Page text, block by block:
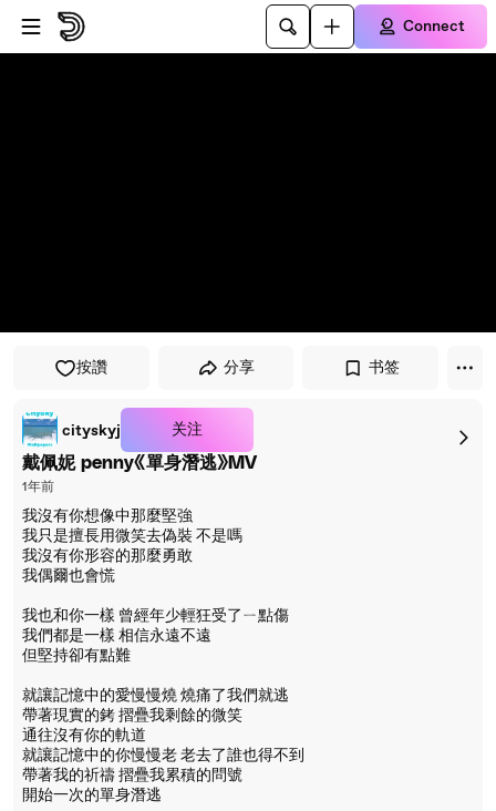
Skip to player
Skip to main content
Connect
按讚 分享 书签
cityskyj 关注
戴佩妮 penny《單身潛逃》MV
1年前
我沒有你想像中那麼堅強
我只是擅長用微笑去偽裝 不是嗎
我沒有你形容的那麼勇敢
我偶爾也會慌
我也和你一樣 曾經年少輕狂受了ㄧ點傷
我們都是一樣 相信永遠不遠
但堅持卻有點難
就讓記憶中的愛慢慢燒 燒痛了我們就逃
帶著現實的銬 摺疊我剩餘的微笑
通往沒有你的軌道
就讓記憶中的你慢慢老 老去了誰也得不到
帶著我的祈禱 摺疊我累積的問號
開始一次的單身潛逃